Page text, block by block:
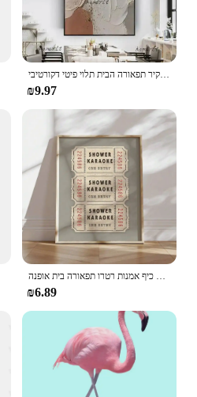
ציור ידני מודרני מרובע גאומטרי מודרני ציור שמן ציור על בד מופשט אמנות קיר תפאורה הבית תלוי פיטי דקורטיבי
₪9.97
מקלחת קריוקי כרטיס הדפסה חדר אמבטיה וינטג 'קרם אסתטי מקלחת שירה קיר כיף אמנות רטרו תפאורה בית אופנה
₪6.89